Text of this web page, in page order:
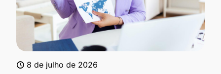
8 de julho de 2026